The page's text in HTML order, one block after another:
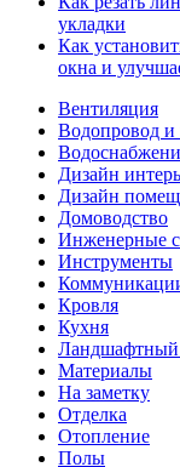
укладки
Как
окна и
Вентиляция
Водопровод и
Дизайн
Дизайн
Домоводство
Инженерные
Инструменты
Кровля
Кухня
Ландшафтный
Материалы
На заметку
Отделка
Отопление
Полы